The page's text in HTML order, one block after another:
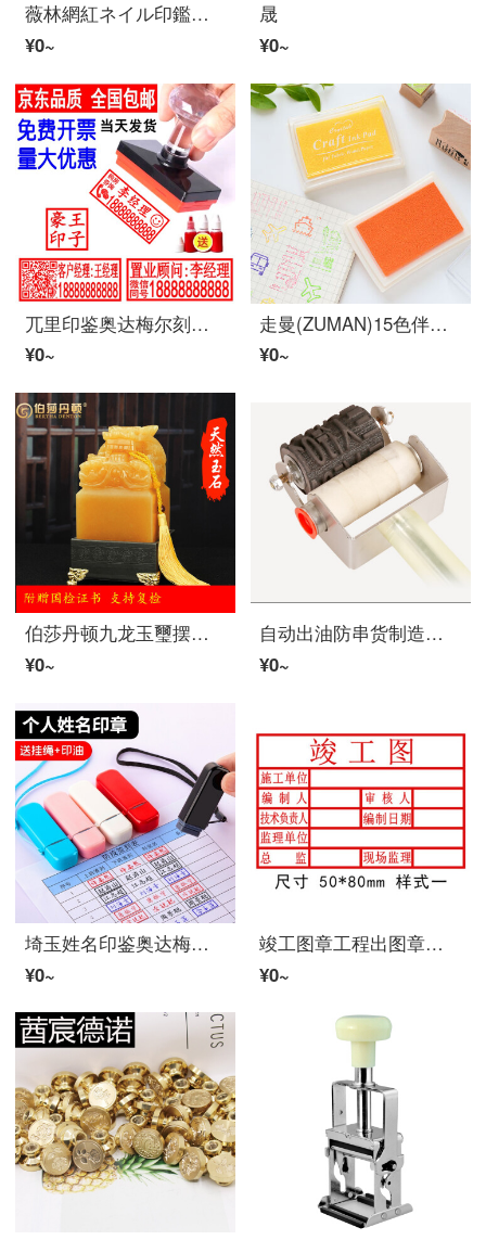
薇林網紅ネイル印鑑法式ブレードセット透明シリコンテープブレード鋼板プリントテンプレート転写工具蝶セット
¥0~
晟
¥0~
兀里印鉴奥达梅尔刻章ゴム印奥达梅尔定做雕刻印鉴QRコード印鉴定做个人用姓名电话私章万次章圆形长形印鉴20 x 40 mm
¥0~
走曼(ZUMAN)15色伴侣方块凹腰简约按指彩色印泥印台财务捺印印印印鉴油事务文具单装【ランダム色】
¥0~
伯莎丹顿九龙玉璽摆件龙头印鉴篆刻字伝国福玉璽大印オフィステーブル官印开业赠送黄玉30 x 30高35 cm台座锦箱证明书
¥0~
自动出油防串货制造开锁打广告海綿ローラー回転ローラー4*12 cm 100 ml朱肉
¥0~
埼玉姓名印鉴奥达梅尔刻章姓名小印鉴医师看护师萨伊伊桑章子个人用签名光敏章印定做柜员个人捺印制作检查合格章定做黑色
¥0~
竣工图章工程出图章定制刻章自动押圧式オイルマイルフォトリソグラフィー制作自动出油寸法50*80様式一
¥0~